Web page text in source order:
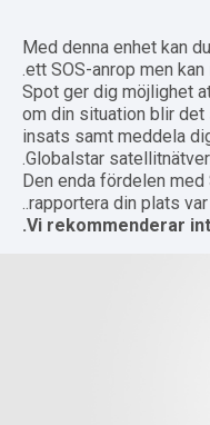
Med denna enhet kan du
ett SOS-anrop men
Spot ger dig möjlighet
om din situation blir det
insats samt meddela
Globalstar
Den enda fördelen
rapportera din plats var
Vi rekommenderar